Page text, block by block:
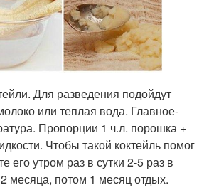
Для разведения подойдут
или теплая вода. Главное-
Пропорции 1 ч.л. порошка +
Чтобы такой коктейль помог
его утром раз в сутки 2-5 раз в
месяца, потом 1 месяц отдых.